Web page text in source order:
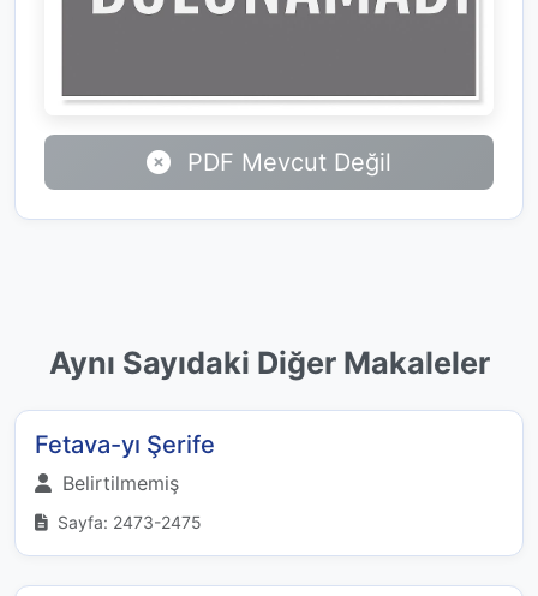
PDF Mevcut Değil
Aynı Sayıdaki Diğer Makaleler
Fetava-yı Şerife
Belirtilmemiş
Sayfa: 2473-2475